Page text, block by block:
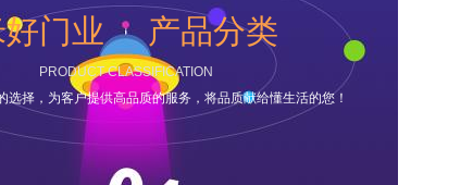
好门业 产品分类
PRODUCT CLASSIFICATION
选择，为客户提供高品质的服务，将品质献给懂生活的您！